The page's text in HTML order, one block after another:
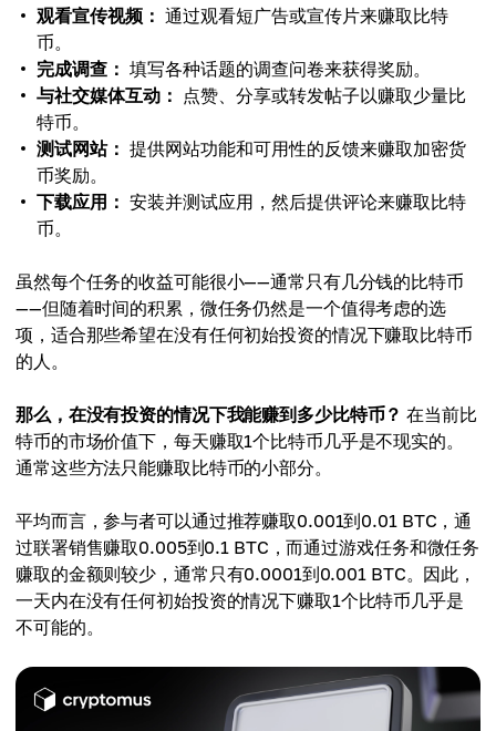
观看宣传视频： 通过观看短广告或宣传片来赚取比特
币。
完成调查： 填写各种话题的调查问卷来获得奖励。
与社交媒体互动： 点赞、分享或转发帖子以赚取少量比
特币。
测试网站： 提供网站功能和可用性的反馈来赚取加密货
币奖励。
下载应用： 安装并测试应用，然后提供评论来赚取比特
币。
虽然每个任务的收益可能很小——通常只有几分钱的比特币
——但随着时间的积累，微任务仍然是一个值得考虑的选
项，适合那些希望在没有任何初始投资的情况下赚取比特币
的人。
那么，在没有投资的情况下我能赚到多少比特币？ 在当前比
特币的市场价值下，每天赚取1个比特币几乎是不现实的。
通常这些方法只能赚取比特币的小部分。
平均而言，参与者可以通过推荐赚取0.001到0.01 BTC，通
过联署销售赚取0.005到0.1 BTC，而通过游戏任务和微任务
赚取的金额则较少，通常只有0.0001到0.001 BTC。因此，
一天内在没有任何初始投资的情况下赚取1个比特币几乎是
不可能的。